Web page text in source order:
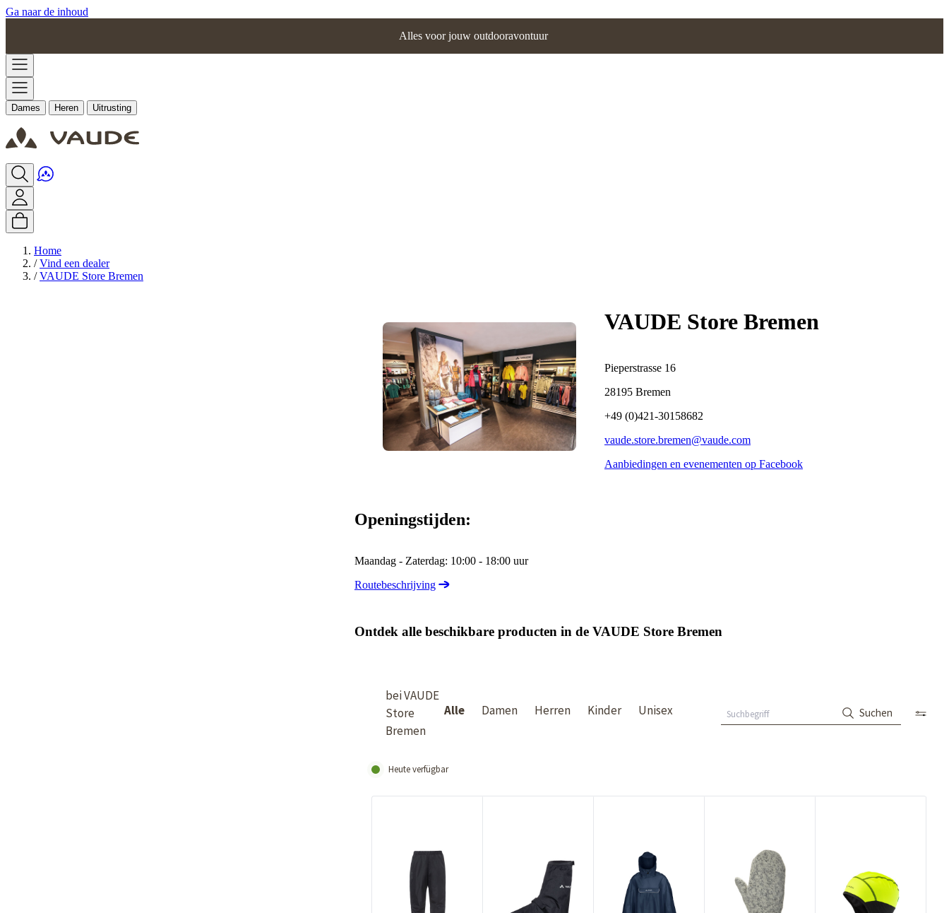
Ga naar de inhoud
Alles voor jouw outdooravontuur
Dames Heren Uitrusting
Home
/ Vind een dealer
/ VAUDE Store Bremen
VAUDE Store Bremen
Pieperstrasse 16
28195 Bremen
+49 (0)421-30158682
vaude.store.bremen@vaude.com
Aanbiedingen en evenementen op Facebook
Openingstijden:
Maandag - Zaterdag: 10:00 - 18:00 uur
Routebeschrijving
Ontdek alle beschikbare producten in de VAUDE Store Bremen